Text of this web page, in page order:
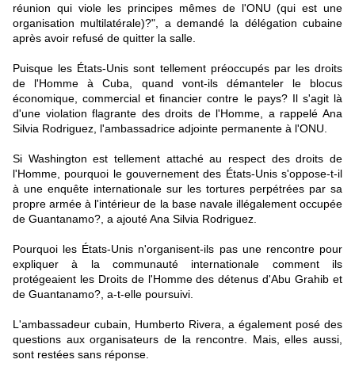
réunion qui viole les principes mêmes de l'ONU (qui est une
organisation multilatérale)?", a demandé la délégation cubaine
après avoir refusé de quitter la salle.
Puisque les États-Unis sont tellement préoccupés par les droits
de l'Homme à Cuba, quand vont-ils démanteler le blocus
économique, commercial et financier contre le pays? Il s'agit là
d'une violation flagrante des droits de l'Homme, a rappelé Ana
Silvia Rodriguez, l'ambassadrice adjointe permanente à l'ONU.
Si Washington est tellement attaché au respect des droits de
l'Homme, pourquoi le gouvernement des États-Unis s'oppose-t-il
à une enquête internationale sur les tortures perpétrées par sa
propre armée à l'intérieur de la base navale illégalement occupée
de Guantanamo?, a ajouté Ana Silvia Rodriguez.
Pourquoi les États-Unis n'organisent-ils pas une rencontre pour
expliquer à la communauté internationale comment ils
protégeaient les Droits de l'Homme des détenus d'Abu Grahib et
de Guantanamo?, a-t-elle poursuivi.
L'ambassadeur cubain, Humberto Rivera, a également posé des
questions aux organisateurs de la rencontre. Mais, elles aussi,
sont restées sans réponse.